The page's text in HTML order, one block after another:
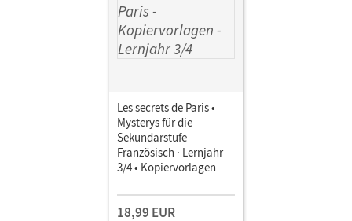
Les secrets de Paris •
Mysterys für die
Sekundarstufe
Französisch · Lernjahr
3/4 • Kopiervorlagen
18,99 EUR